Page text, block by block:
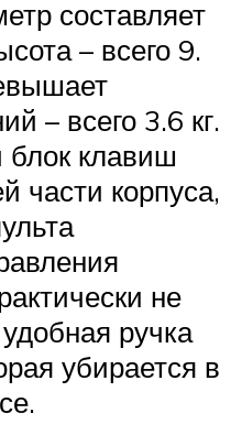
составляет
– всего 9.
– всего 3.6 кг.
клавиш
части корпуса,
не
ручка
убирается в